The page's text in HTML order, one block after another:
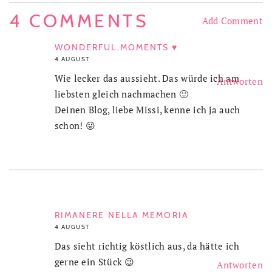
4 COMMENTS Add Comment
WONDERFUL.MOMENTS ♥
4 AUGUST
Wie lecker das aussieht. Das würde ich am
liebsten gleich nachmachen 🙂
Deinen Blog, liebe Missi, kenne ich ja auch
schon! 😛
RIMANERE NELLA MEMORIA
4 AUGUST
Antworten
Das sieht richtig köstlich aus, da hätte ich
gerne ein Stück 😉
Antworten